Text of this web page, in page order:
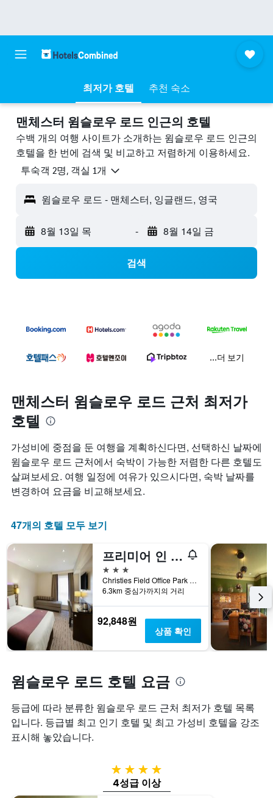
최저가 호텔 추천 숙소
맨체스터 윔슬로우 로드 ​인근의 호텔
수백 개의 여행 사이트가 소개하는 윔슬로우 로드 인근의
호텔을 한 번에 검색 및 비교하고 저렴하게 이용하세요.
​투숙객 2​명, ​객실 1개
윔슬로우 로드 - 맨체스터, 잉글랜드, 영국
8월 13일 목 - 8월 14일 금
검색
...더 보기
맨체스터 윔슬로우 로드 근처 최저가
호텔
​가성비에 중점을 둔 여행을 계획하신다면, 선택하신 날짜에
윔슬로우 로드 근처에서 숙박이 가능한 저렴한 다른 호텔도
살펴보세요. 여행 일정에 여유가 있으시다면, 숙박 날짜를
변경하여 요금을 비교해보세요.
47개의 호텔 모두 보기
프리미어 인 맨체스터 웨스트 디즈버리
3성급
Christies Field Office Park Derwent Ave, 맨체스터, 영국
6.3km 중심가까지의 거리
92,848원
상품 확인
윔슬로우 로드 호텔 요금
등급에 따라 분류한 윔슬로우 로드 근처 최저가 호텔 목록
입니다. 등급별 최고 인기 호텔 및 최고 가성비 호텔을 강조
표시해 놓았습니다.
4성급
4성급 이상